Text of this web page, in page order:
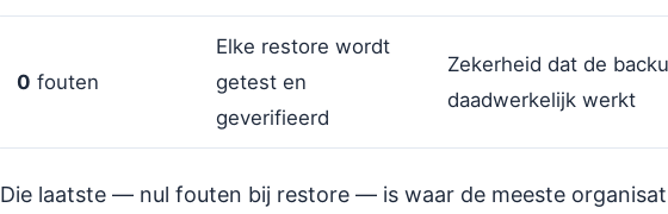
0 fouten
Elke restore wordt
getest en
geverifieerd
Zekerheid dat de
daadwerkelijk werkt
Die laatste — nul fouten bij restore — is waar de meeste